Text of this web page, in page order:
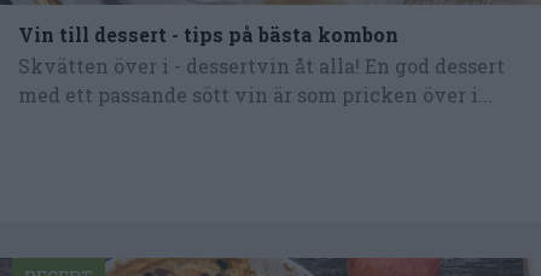
Vin till dessert - tips på bästa kombon
Skvätten över i - dessertvin åt alla! En god dessert
med ett passande sött vin är som pricken över i...